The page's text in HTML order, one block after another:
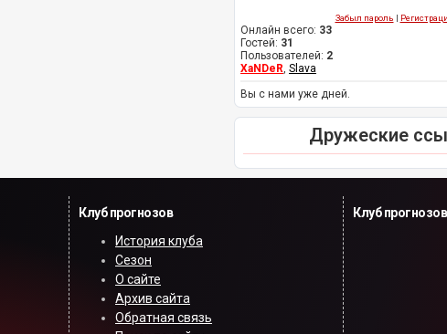
Забыл пароль |
Онлайн всего: 33
Гостей: 31
Пользователей: 2
XaNDeR, Slava
Вы с нами уже дней.
Дружеские
Клуб прогнозов
История клуба
Сезон
О сайте
Архив сайта
Обратная связь
Клуб прогнозов